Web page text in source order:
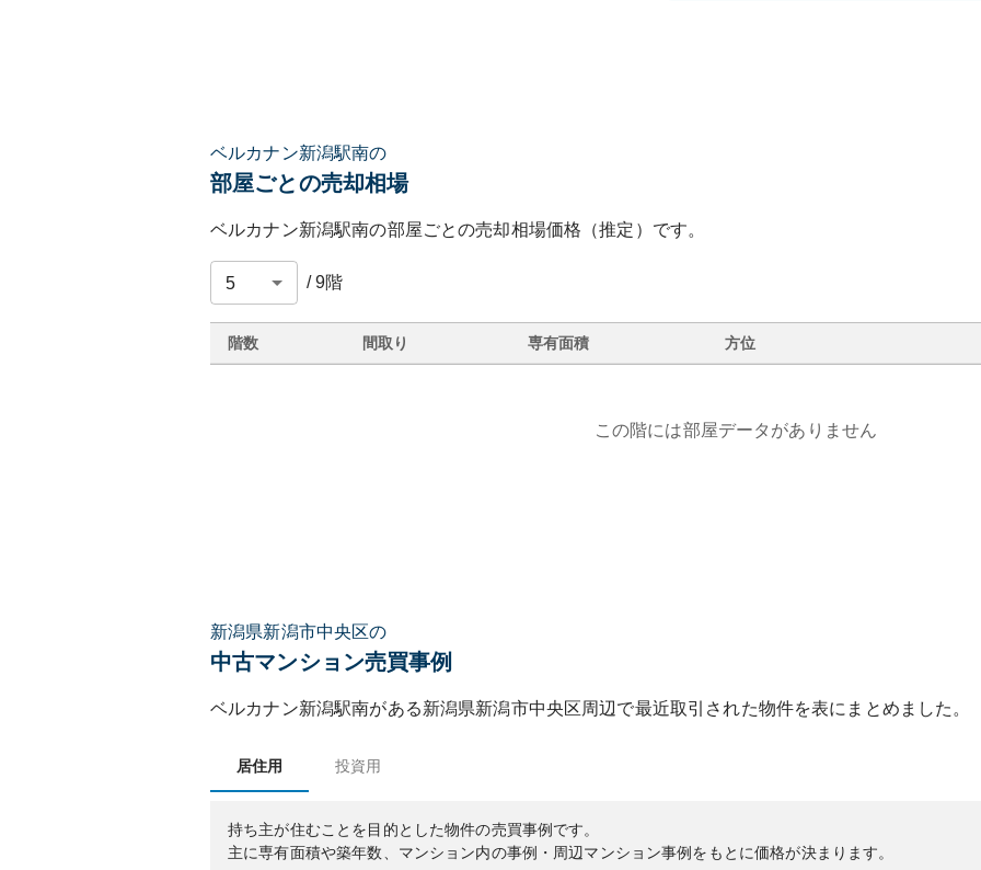
ベルカナン新潟駅南の
部屋ごとの売却相場
ベルカナン新潟駅南の部屋ごとの売却相場価格（推定）です。
/9階
階数 間取り 専有面積 方位
この階には部屋データがありません
新潟県新潟市中央区の
中古マンション売買事例
ベルカナン新潟駅南がある新潟県新潟市中央区周辺で最近取引された物件を表にまとめました。
居住用 投資用
持ち主が住むことを目的とした物件の売買事例です。
主に専有面積や築年数、マンション内の事例・周辺マンション事例をもとに価格が決まります。